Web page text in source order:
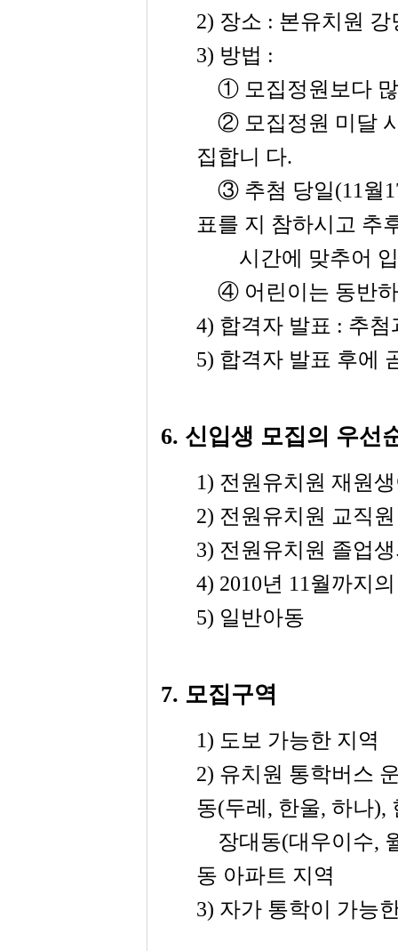
2) 장소 : 본유치원 강
3) 방법 :
① 모집정원보다
② 모집정원 미달
집합니 다.
③ 추첨 당일(11 월
표를 지 참하시고 추
시간에 맞추어 입
④ 어린이는 동반
4) 합격자 발표 : 추첨
5) 합격자 발표 후에
6. 신입생 모집의 우선
1) 전원유치원 재원
2) 전원유치원 교직
3) 전원유치원 졸업
4) 2010년 11 월까지
5) 일반아동
7. 모집구역
1) 도보 가능한 지역
2) 유치원 통학버스
동(두레 , 한울, 하나),
장대동(대우이수,
동 아파트 지역
3) 자가 통학이 가능